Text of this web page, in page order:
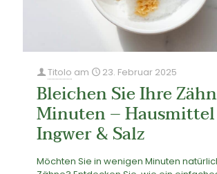
Titolo am 23. Februar 2025
Bleichen Sie Ihre
Minuten –
Ingwer & Salz
Möchten Sie in wenigen Minuten